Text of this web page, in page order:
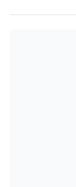
1/08/2013. Mas